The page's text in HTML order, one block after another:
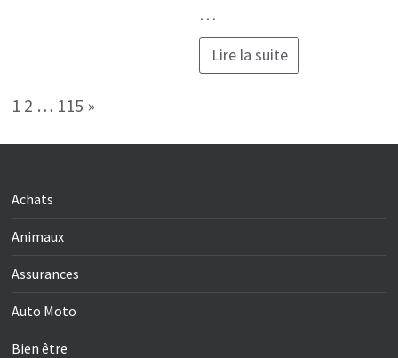
…
Lire la suite
Page:
1 2 … 115 Next
»
Achats
Animaux
Assurances
Auto Moto
Bien être